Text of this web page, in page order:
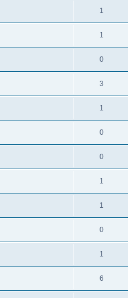
1
1
0
3
1
0
0
1
1
0
1
6